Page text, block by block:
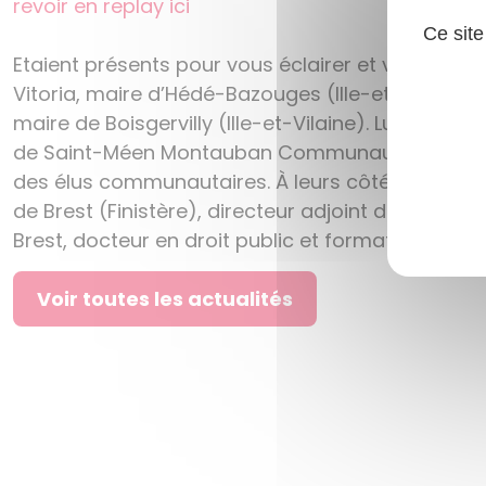
revoir en replay ici
Etaient présents pour vous éclairer et vous
Vitoria, maire d’Hédé-Bazouges (Ille-et-
maire de Boisgervilly (Ille-et-Vilaine). Lui, ne se
de Saint-Méen Montauban Communauté, il a
des élus communautaires. À leurs côtés,
de Brest (Finistère), directeur adjoint de
Brest, docteur en droit public et formateur pour
Voir toutes les actualités
Ce